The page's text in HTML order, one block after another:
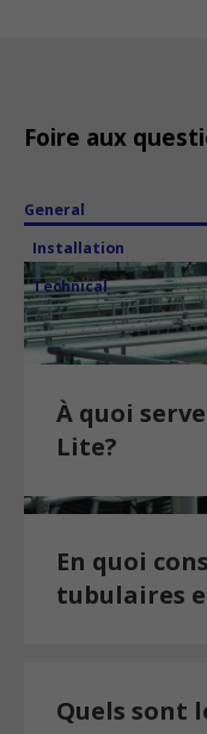
Foire aux
General
Installation
Technical
À quoi
Lite?
En quoi
tubulaires
Quels sont